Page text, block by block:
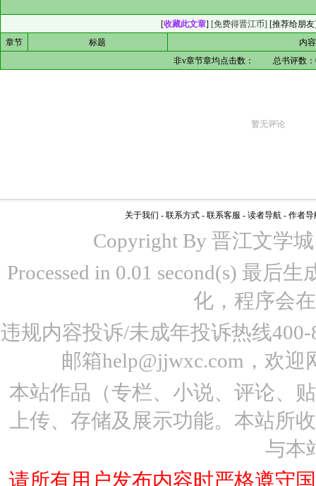
[收藏此文章] [免费得晋江币] [推荐给朋友
章节
标题
内
非v章节章均点击数：
总书评数：
暂无评论
关于我们 - 联系方式 - 联系客服 - 读者导航 - 作者导
Copyright By 晋江文学
Processed in 0.01 second(s) 最后
化，程序会
违规内容投诉/未成年投诉热线
邮箱help@jjwxc.com，欢
本站作品（专栏、小说、评论、
上传、存储及展示功能。本站所
与本
请所有用户发布内容时严格遵守